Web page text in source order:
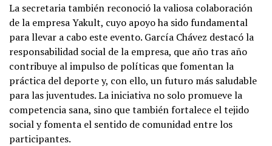
La secretaria también reconoció la valiosa colaboración
de la empresa Yakult, cuyo apoyo ha sido fundamental
para llevar a cabo este evento. García Chávez destacó la
responsabilidad social de la empresa, que año tras año
contribuye al impulso de políticas que fomentan la
práctica del deporte y, con ello, un futuro más saludable
para las juventudes. La iniciativa no solo promueve la
competencia sana, sino que también fortalece el tejido
social y fomenta el sentido de comunidad entre los
participantes.